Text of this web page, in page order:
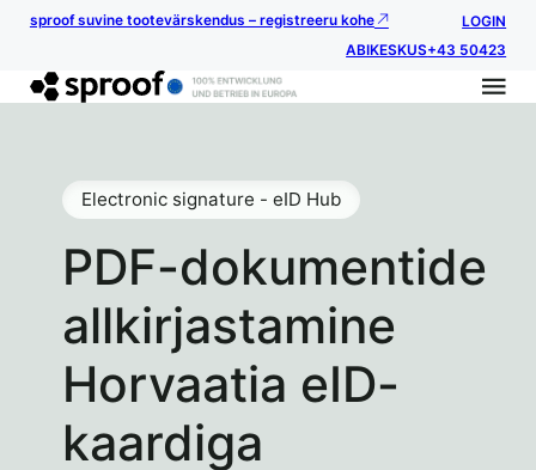
sproof suvine tootevärskendus – registreeru kohe
LOGIN
ABIKESKUS+43 50423
PDF-dokumentide
allkirjastamine
Horvaatia eID-
kaardiga
Electronic signature - eID Hub